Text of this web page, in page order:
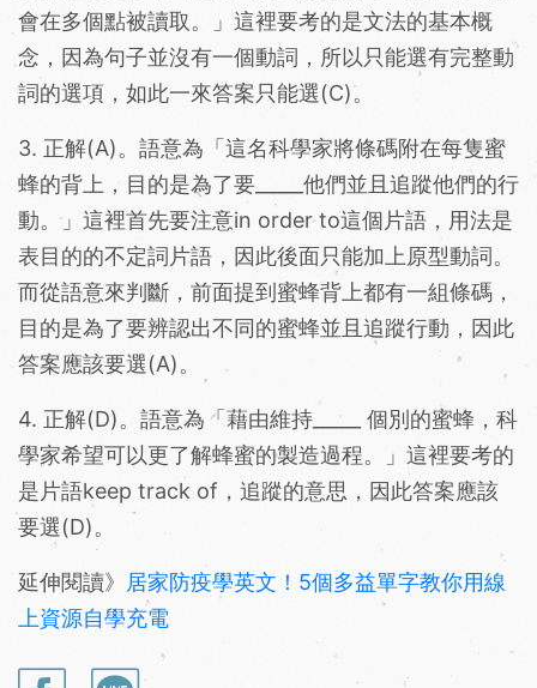
會在多個點被讀取。」這裡要考的是文法的基本概
念，因為句子並沒有一個動詞，所以只能選有完整動
詞的選項，如此一來答案只能選(C)。
3. 正解(A)。語意為「這名科學家將條碼附在每隻蜜
蜂的背上，目的是為了要_____他們並且追蹤他們的行
動。」這裡首先要注意in order to這個片語，用法是
表目的的不定詞片語，因此後面只能加上原型動詞。
而從語意來判斷，前面提到蜜蜂背上都有一組條碼，
目的是為了要辨認出不同的蜜蜂並且追蹤行動，因此
答案應該要選(A)。
4. 正解(D)。語意為「藉由維持_____ 個別的蜜蜂，科
學家希望可以更了解蜂蜜的製造過程。」這裡要考的
是片語keep track of，追蹤的意思，因此答案應該
要選(D)。
延伸閱讀》 居家防疫學英文！5個多益單字教你用線
上資源自學充電